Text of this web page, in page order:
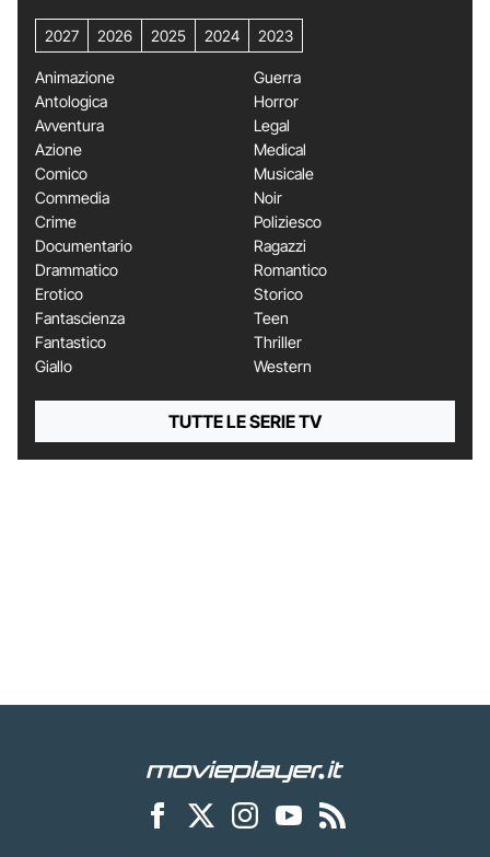
2027 2026 2025 2024 2023
Animazione
Antologica
Avventura
Azione
Comico
Commedia
Crime
Documentario
Drammatico
Erotico
Fantascienza
Fantastico
Giallo
Guerra
Horror
Legal
Medical
Musicale
Noir
Poliziesco
Ragazzi
Romantico
Storico
Teen
Thriller
Western
TUTTE LE SERIE TV